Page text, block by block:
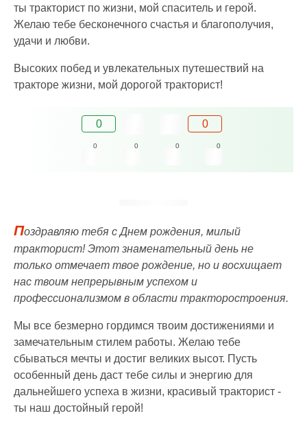
ты тракторист по жизни, мой спаситель и герой.
Желаю тебе бесконечного счастья и благополучия,
удачи и любви.
Высоких побед и увлекательных путешествий на
тракторе жизни, мой дорогой тракторист!
0 0
0 0 0 0
Поздравляю тебя с Днем рождения, милый
тракторист! Этот знаменательный день не
только отмечает твое рождение, но и восхищает
нас твоим непрерывным успехом и
профессионализмом в области тракторостроения.
Мы все безмерно гордимся твоим достижениями и
замечательным стилем работы. Желаю тебе
сбываться мечты и достиг великих высот. Пусть
особенный день даст тебе силы и энергию для
дальнейшего успеха в жизни, красивый тракторист -
ты наш достойный герой!